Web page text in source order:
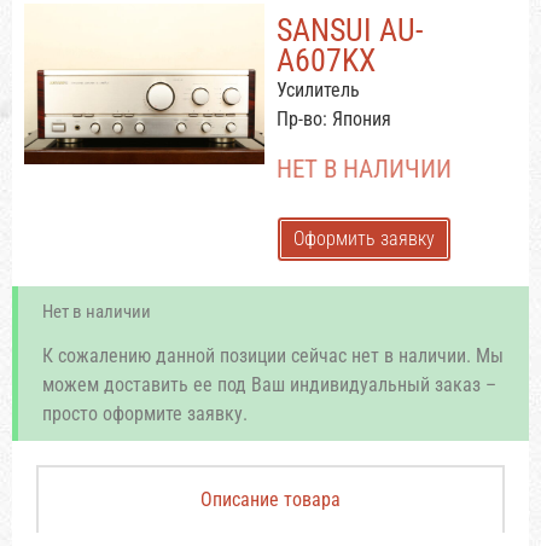
SANSUI AU-
A607KX
Усилитель
Пр-во: Япония
НЕТ В НАЛИЧИИ
Оформить заявку
Нет в наличии
К сожалению данной позиции сейчас нет в наличии. Мы
можем доставить ее под Ваш индивидуальный заказ –
просто оформите заявку.
Описание товара